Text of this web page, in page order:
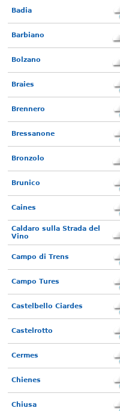
Badia
Barbiano
Bolzano
Braies
Brennero
Bressanone
Bronzolo
Brunico
Caines
Caldaro sulla Strada del
Vino
Campo di Trens
Campo Tures
Castelbello Ciardes
Castelrotto
Cermes
Chienes
Chiusa